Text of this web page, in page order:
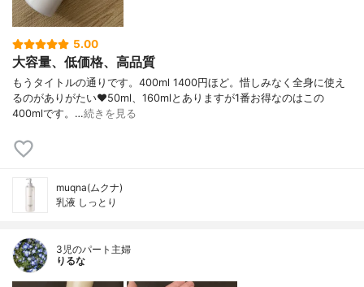
5.00
大容量、低価格、高品質
もうタイトルの通りです。400ml 1400円ほど。惜しみなく全身に使え
るのがありがたい❤️50ml、160mlとありますが1番お得なのはこの
400mlです。…続きを見る
muqna(ムクナ)
乳液 しっとり
3児のパート主婦
りるな